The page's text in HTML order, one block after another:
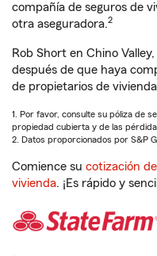
compañía de seguros de
otra aseguradora.2
Rob Short en Chino
después de que haya
de propietarios de
1. Por favor, consulte su póliza de
propiedad cubierta y de las
2. Datos proporcionados por S&P
Comience su cotización
vivienda. ¡Es rápido y